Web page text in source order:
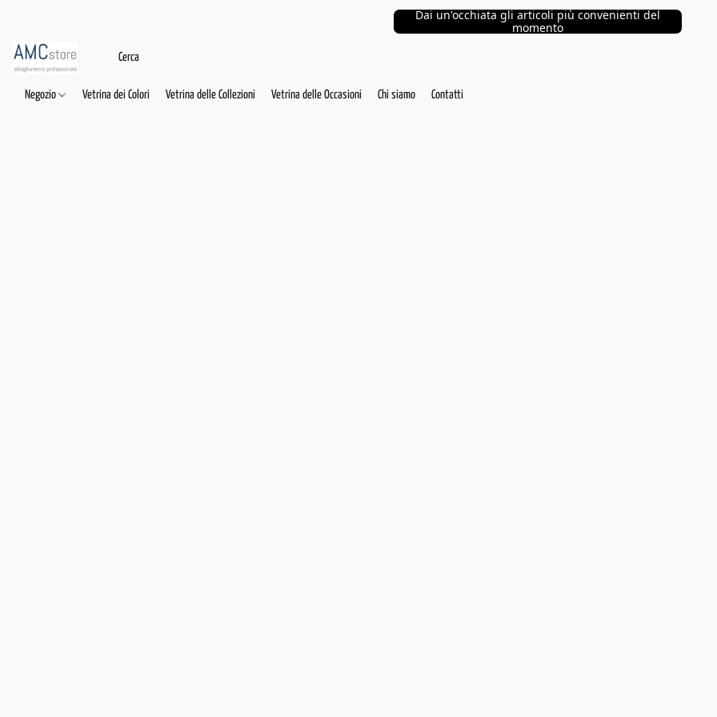
Dai un'occhiata gli articoli più convenienti del
momento
Negozio Vetrina dei Colori Vetrina delle Collezioni Vetrina delle Occasioni Chi siamo Contatti